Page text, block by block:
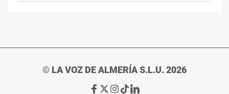
© LA VOZ DE ALMERÍA S.L.U. 2026
Ir
Ir
Ir Ir Ir